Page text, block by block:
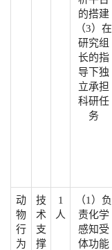
的搭建
（3）在
研究组
长的指
导下独
立承担
科研任
务
动
物
行
为
技
术
支
撑
1
人
（1）负
责化学
感知受
体功能